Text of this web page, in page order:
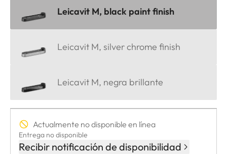
Leicavit M, black paint finish
Leicavit M, silver chrome finish
Leicavit M, negra brillante
Actualmente no disponible en línea
Entrega no disponible
Recibir notificación de disponibilidad